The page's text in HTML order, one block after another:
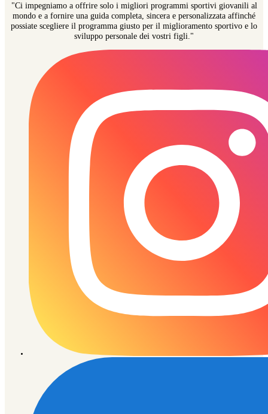
"Ci impegniamo a offrire solo i migliori programmi sportivi giovanili al
mondo e a fornire una guida completa, sincera e personalizzata affinché
possiate scegliere il programma giusto per il miglioramento sportivo e lo
sviluppo personale dei vostri figli."